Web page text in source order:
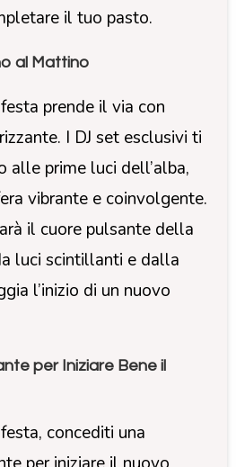
il tuo pasto.
al Mattino
prende il via con
I DJ set esclusivi ti
alle prime luci dell’alba,
vibrante e coinvolgente.
il cuore pulsante della
luci scintillanti e dalla
l’inizio di un nuovo
per Iniziare Bene il
concediti una